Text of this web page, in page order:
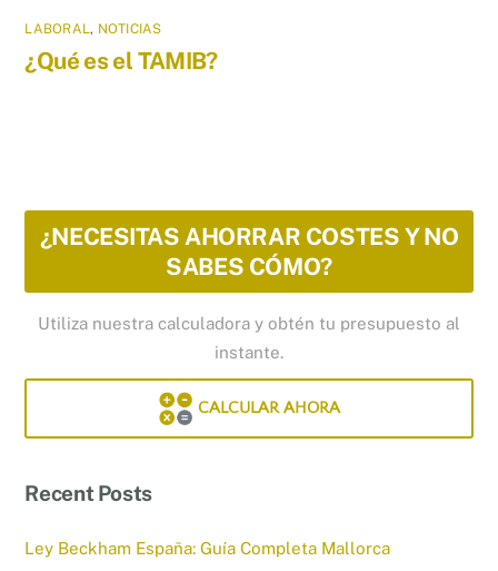
LABORAL, NOTICIAS
¿Qué es el TAMIB?
¿NECESITAS AHORRAR COSTES Y NO
SABES CÓMO?
Utiliza nuestra calculadora y obtén tu presupuesto al
instante.
CALCULAR AHORA
Recent Posts
Ley Beckham España: Guía Completa Mallorca